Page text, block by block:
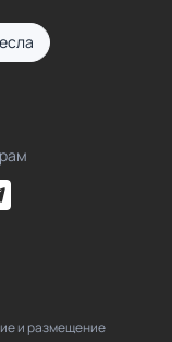
и размещение